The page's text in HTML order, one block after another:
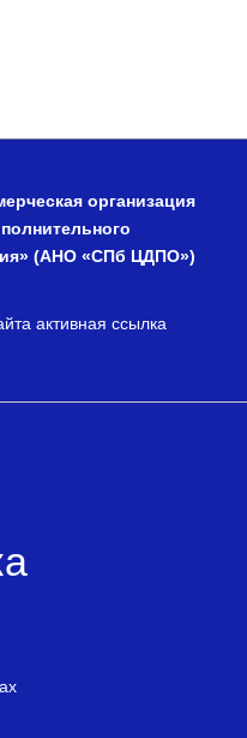
организация
(АНО «СПб ЦДПО»)
активная ссылка